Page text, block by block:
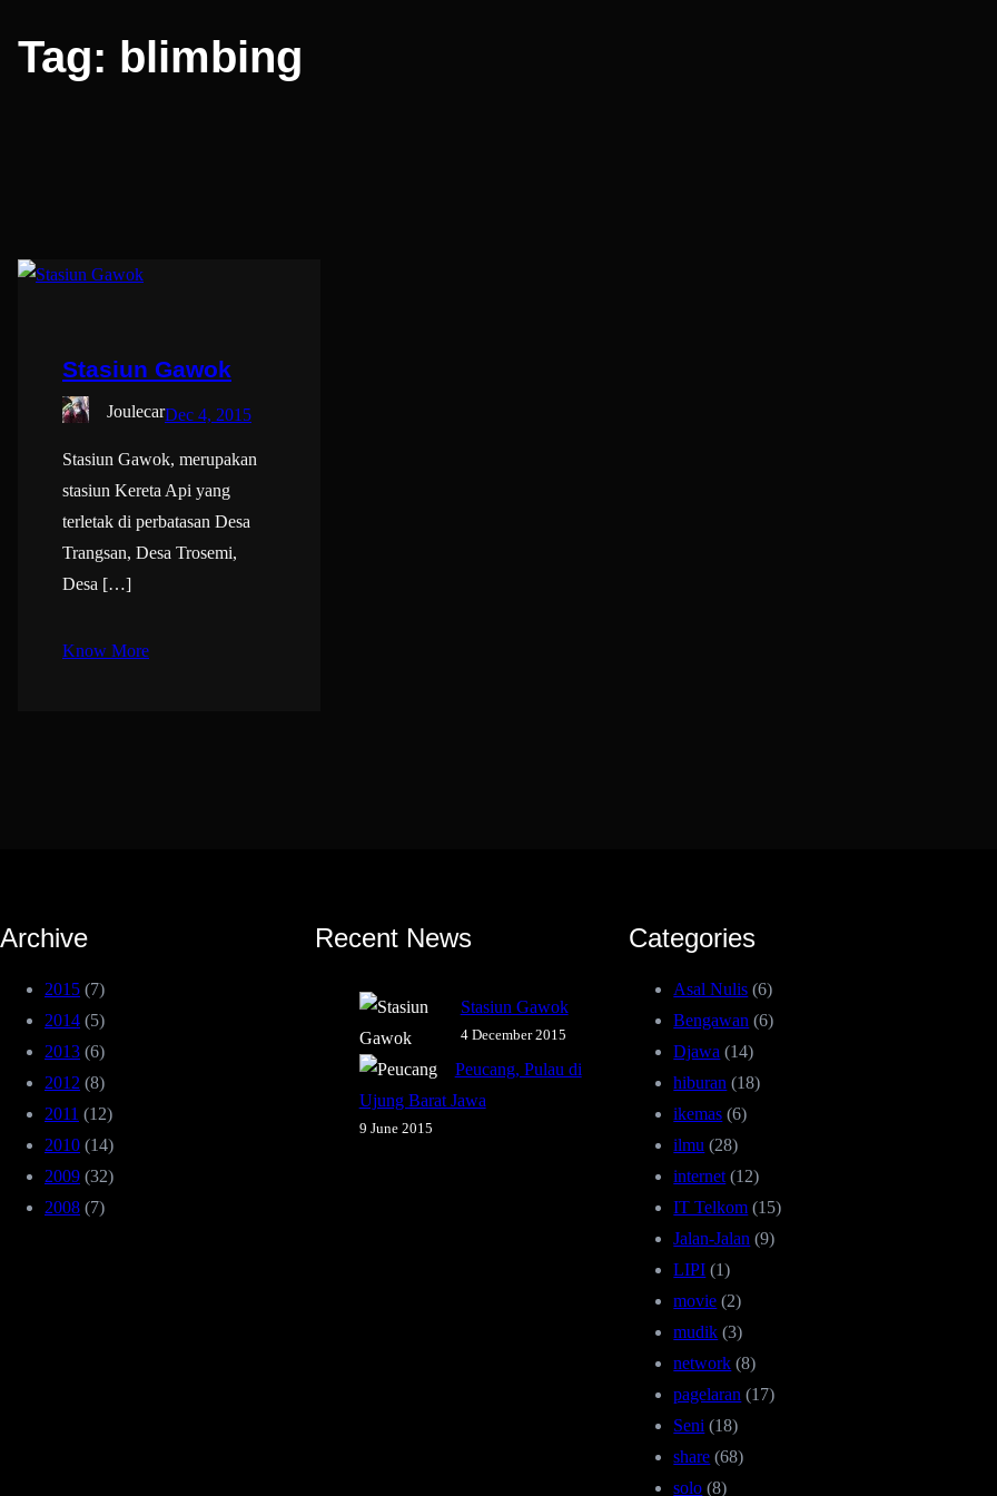
Tag: blimbing
Stasiun Gawok
JoulecarDec 4, 2015
Stasiun Gawok, merupakan
stasiun Kereta Api yang
terletak di perbatasan Desa
Trangsan, Desa Trosemi,
Desa […]
Know More
Archive
2015 (7)
2014 (5)
2013 (6)
2012 (8)
2011 (12)
2010 (14)
2009 (32)
2008 (7)
Recent News
Stasiun Gawok
4 December 2015
Peucang, Pulau di
Ujung Barat Jawa
9 June 2015
Categories
Asal Nulis (6)
Bengawan (6)
Djawa (14)
hiburan (18)
ikemas (6)
ilmu (28)
internet (12)
IT Telkom (15)
Jalan-Jalan (9)
LIPI (1)
movie (2)
mudik (3)
network (8)
pagelaran (17)
Seni (18)
share (68)
solo (8)